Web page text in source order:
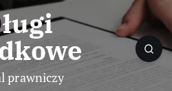
prawniczy